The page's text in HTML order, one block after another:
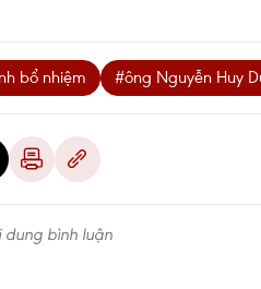
bổ nhiệm #ông Nguyễn Huy